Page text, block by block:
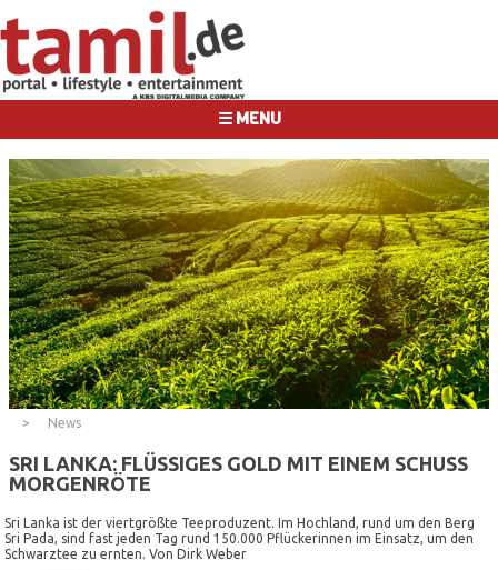
☰ MENU
News
SRI LANKA: FLÜSSIGES GOLD MIT EINEM SCHUSS
MORGENRÖTE
Sri Lanka ist der viertgrößte Teeproduzent. Im Hochland, rund um den Berg
Sri Pada, sind fast jeden Tag rund 150.000 Pflückerinnen im Einsatz, um den
Schwarztee zu ernten.Von Dirk Weber